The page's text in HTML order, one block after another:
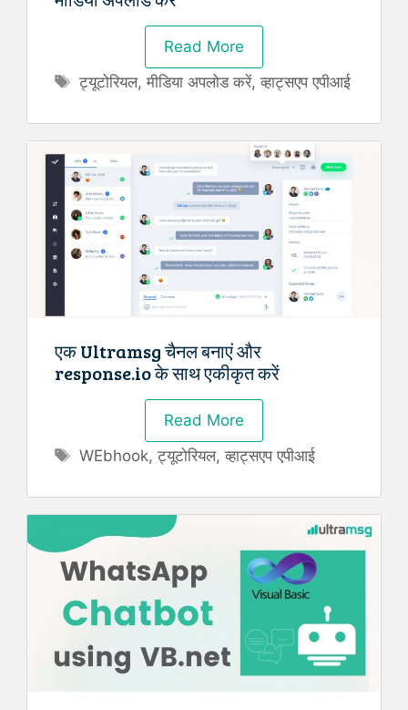
Read More
Tags
ट्यूटोरियल,मीडिया अपलोड करें,व्हाट्सएप एपीआई
एक Ultramsg चैनल बनाएं और
response.io के साथ एकीकृत करें
Read More
Tags
WEbhook,ट्यूटोरियल,व्हाट्सएप एपीआई